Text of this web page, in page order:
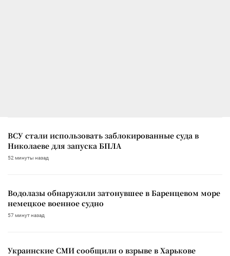
ВСУ стали использовать заблокированные суда в
Николаеве для запуска БПЛА
52 минуты назад
Водолазы обнаружили затонувшее в Баренцевом море
немецкое военное судно
57 минут назад
Украинские СМИ сообщили о взрыве в Харькове